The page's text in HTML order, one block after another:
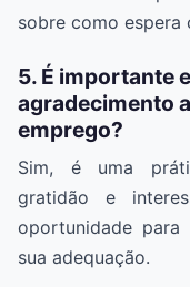
sobre como espera
5. É importante
agradecimento
emprego?
Sim, é uma
gratidão e
oportunidade
sua adequação.